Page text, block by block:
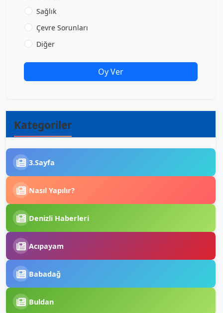
Sağlık
Çevre Sorunları
Diğer
Oy Ver
Kategoriler
3.Sayfa
Nasıl Yapılır?
Denizli Haberleri
Acıpayam
Babadağ
Buldan